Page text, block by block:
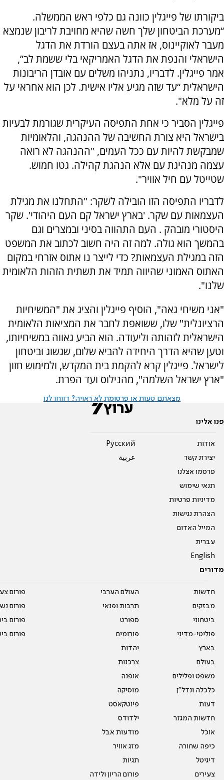
ביקורתו של פייגלין כוונה גם כלפי ראש הממשלה.
“מערכת הביטחון שלך חשה שהיא מחויבת לריבון שנמצא
מעבר לאוקיינוס, אז אתה בעצם הורדת את הדגל
הישראלי והנפת את הדגל האמריקאי בלי ששמת לב”,
אמר פייגלין. לדבריו, נתניהו משלים עם אובדן הריבונות
הישראלית “עד שזה מגיע אליו אישית. לכן הוא אחראי על
זה על מלא".
פייגלין הסביר כי אחת התפיסה העיקרית שגורמת לבעיות
בישראל היא צורת החשיבה של ההנהגה, והלאומיות
שמבקשת להיות עם ככל העמים, "ההנהגה לא רואה
עצמה מנהיגת עם אלא הנהגת קהילה. גטו חמוש.
שטייטל עם חיל אוויר".
לדבריו התפיסה הזו הובילה לשקר: "התחלנו את מגילת
העצמאות עם שקר. 'בארץ ישראל קם העם היהודי'. שקר
היסטורי מובהק . העם התהווה בסיני ובמצרים וגם
בהמשך הוא גולה. למה זה היה חשוב לכתוב את המשפט
הזה במגילת העצמאות? כדי לייצר נו אתוס אזרחי במקום
האתוס האמוני שהיווה תמיד את תשתית הזהות הלאומית
שלנו".
"אני משיחי גאה", הוסיף פייגלין והציג את "המשיחיות
הרציונלית" שלו, ששואפת לחבר את המציאות הלאומית
הישראלית לזהותה וליעודה. הוא הביע גאווה במשיחיותו,
וטען שהיא הדרך היחידה להביא שלום, שגשוג וביטחון
לישראל. פייגלין קרא להקמת בית המקדש, ולמימוש חזון
"ארץ ישראל השלמה", מהנילוס ועד הפרת.
מצאתם טעות או פרסומת לא ראויה? דווחו לנו
פנו אלינו
אודות
יצירת קשר
פרסמו אצלנו
תנאי שימוש
מדיניות פרטיות
הצהרת נגישות
המייל האדום
עברית
English
Pусский
عربية
מדורים
חדשות
מבזקים
ביטחוני
פוליטי-מדיני
בארץ
בעולם
משפט ופלילים
כלכלה ונדל"ן
דעות
חדשות המגזר
אוכל
כיפה שחורה
דיגיטל
צעירים
העולם הערבי
תרבות ופנאי
ספורט
פורומים
יהדות
צרכנות
אופנה
מוסיקה
פיוטקאסט
ילדודס
מודעות אבל
מזג אוויר
תגיות
פורום הריון ולידה
פורום
פורום
פורום
פורום